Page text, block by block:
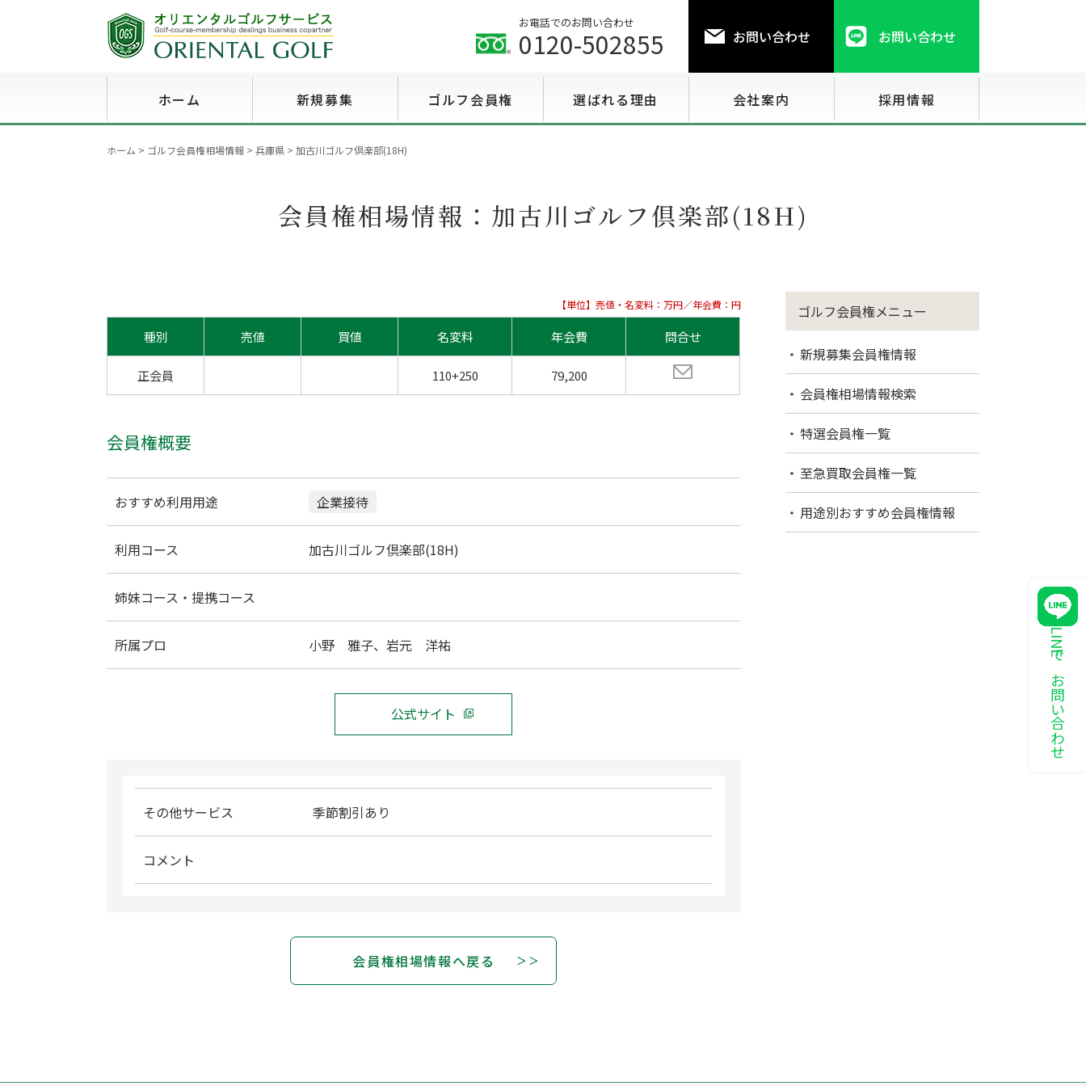
お電話でのお問い合わせ
0120-502855 お問い合わせ お問い合わせ
ホーム 新規募集 ゴルフ会員権
至急買い会員権情報
選ばれる理由 会社案内 採用情報
LINEでお問い合わせ
ホーム > ゴルフ会員権相場情報 > 兵庫県 > 加古川ゴルフ倶楽部(18H)
会員権相場情報： 加古川ゴルフ倶楽部(18H)
【単位】売値・名変料：万円／年会費：円
種別 売値 買値 名変料 年会費 問合せ
正会員 110+250 79,200
会員権概要
おすすめ利用用途 企業接待
利用コース 加古川ゴルフ倶楽部(18H)
姉妹コース・提携コース
所属プロ 小野 雅子、岩元 洋祐
公式サイト
その他サービス 季節割引あり
コメント
会員権相場情報へ戻る
ゴルフ会員権メニュー
新規募集会員権情報
会員権相場情報検索
特選会員権一覧
至急買取会員権一覧
用途別おすすめ会員権情報